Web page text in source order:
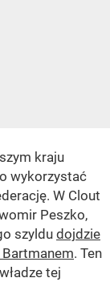
kraju
wykorzystać
W Clout
Peszko,
szyldu dojdzie
. Ten
tej